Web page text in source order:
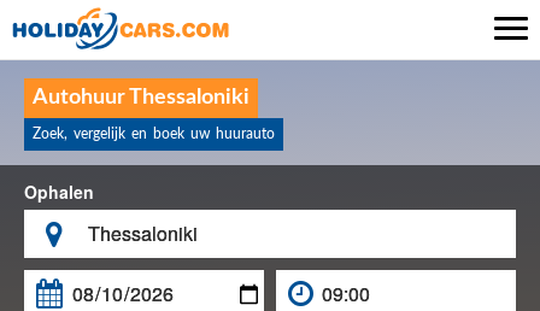
Autohuur Thessaloniki
Zoek, vergelijk en boek uw huurauto
Ophalen

